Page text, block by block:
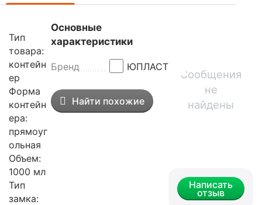
Тип
товара:
контейн
ер
Форма
контейн
ера:
прямоуг
ольная
Объем:
1000 мл
Тип
замка:
Основные
характеристики
Бренд ЮПЛАСТ
Найти похожие
Сообщения
не
найдены
Написать
отзыв